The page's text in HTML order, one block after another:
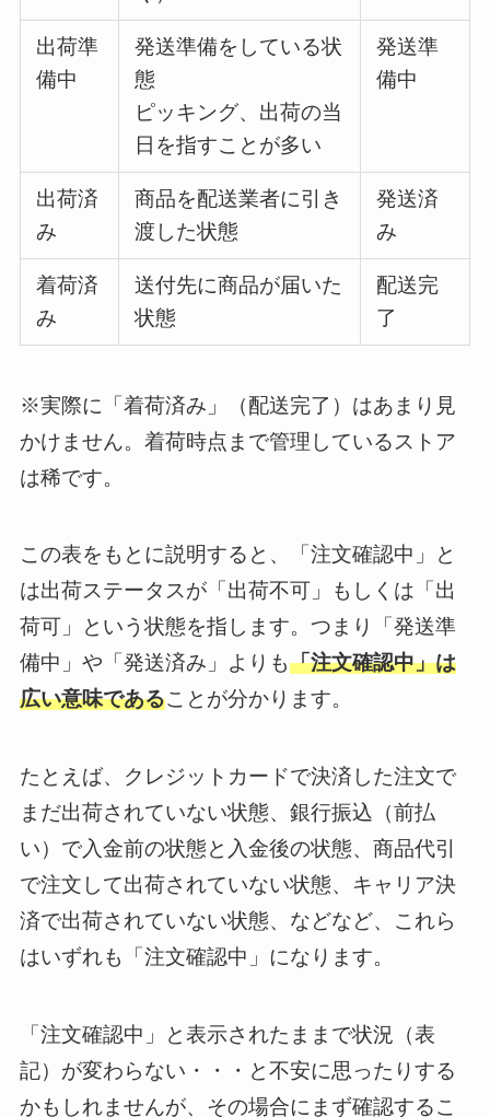
出荷準
備中
発送準備をしている状
態
ピッキング、出荷の当
日を指すことが多い
発送準
備中
出荷済
み
商品を配送業者に引き
渡した状態
発送済
み
着荷済
み
送付先に商品が届いた
状態
配送完
了
※実際に「着荷済み」（配送完了）はあまり見
かけません。着荷時点まで管理しているストア
は稀です。
この表をもとに説明すると、「注文確認中」と
は出荷ステータスが「出荷不可」もしくは「出
荷可」という状態を指します。つまり「発送準
備中」や「発送済み」よりも「注文確認中」は
広い意味であることが分かります。
たとえば、クレジットカードで決済した注文で
まだ出荷されていない状態、銀行振込（前払
い）で入金前の状態と入金後の状態、商品代引
で注文して出荷されていない状態、キャリア決
済で出荷されていない状態、などなど、これら
はいずれも「注文確認中」になります。
「注文確認中」と表示されたままで状況（表
記）が変わらない・・・と不安に思ったりする
かもしれませんが、その場合にまず確認するこ